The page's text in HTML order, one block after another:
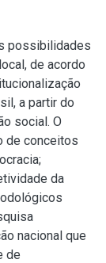
possibilidades
de acordo
a partir do
social. O
de conceitos
da
nacional que
de